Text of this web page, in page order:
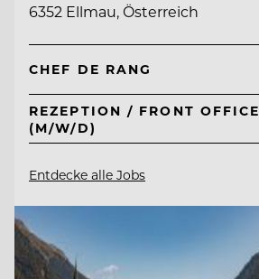
6352 Ellmau, Österreich
CHEF DE RANG
REZEPTION / FRONT
(M/W/D)
Entdecke alle Jobs